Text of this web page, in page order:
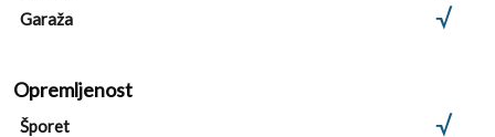
Garaža
Opremljenost
Šporet